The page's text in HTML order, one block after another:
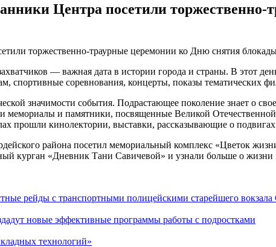
Центра посетили
— важная дата в истории города и страны. В этот
спортивные соревнования, концерты, показы тематических
значимости события. Подрастающее поколение знает о
мемориалы и памятники, посвященные Великой
прошли кинолектории, выставки, рассказывающие о
района посетил мемориальный комплекс «Цветок
курган «Дневник Тани Савичевой» и узнали больше о жизни
рейды с транспортными полицейскими старейшего вокзала
новые эффективные программы работы с подростками
технологий»